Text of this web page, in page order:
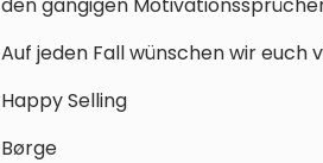
Auf jeden Fall wünschen wir euch
Happy Selling
Børge